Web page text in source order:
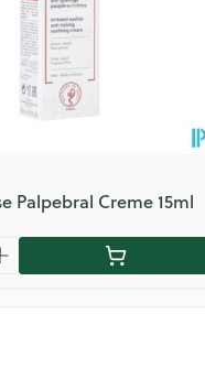
Palpebral Creme 15ml